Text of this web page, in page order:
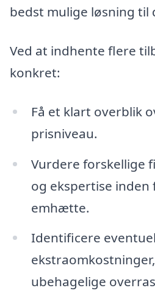
bedst mulige løsning til
Ved at indhente flere
konkret:
Få et klart overblik
prisniveau.
Vurdere forskellige
og ekspertise
emhætte.
Identificere
ubehagelige